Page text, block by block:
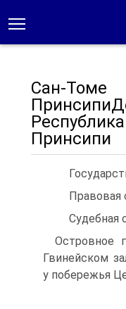
Принсипи
Правовая
Судебная
Островное
Гвинейском
у побережья